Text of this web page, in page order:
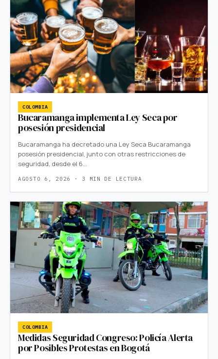
COLOMBIA
Bucaramanga implementa Ley Seca por
posesión presidencial
Bucaramanga ha decretado una Ley Seca Bucaramanga
posesión presidencial, junto con otras restricciones de
seguridad, desde el 6…
AGOSTO 6, 2026 · 3 MIN DE LECTURA
COLOMBIA
Medidas Seguridad Congreso: Policía Alerta
por Posibles Protestas en Bogotá